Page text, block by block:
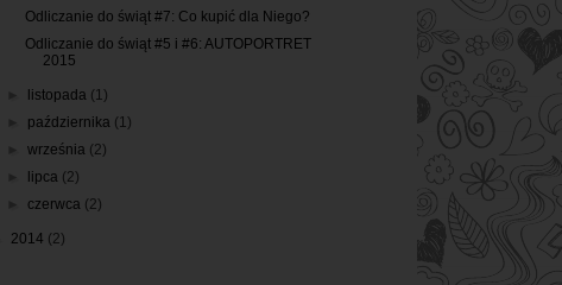
Odliczanie do świąt #7: Co kupić dla Niego?
Odliczanie do świąt #5 i #6: AUTOPORTRET
2015
listopada (1)
października (1)
►września (2)
lipca (2)
►czerwca (2)
2014 (2)